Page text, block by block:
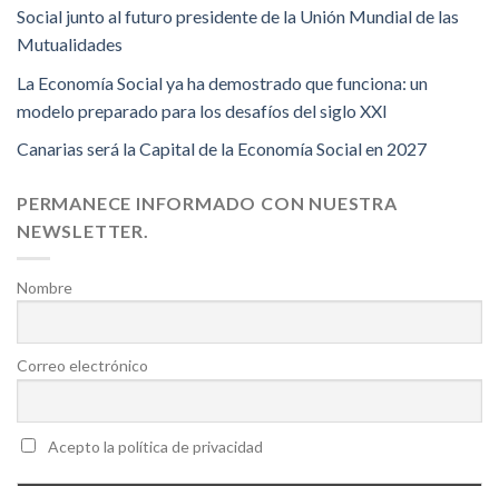
Social junto al futuro presidente de la Unión Mundial de las
Mutualidades
La Economía Social ya ha demostrado que funciona: un
modelo preparado para los desafíos del siglo XXI
Canarias será la Capital de la Economía Social en 2027
PERMANECE INFORMADO CON NUESTRA
NEWSLETTER.
Nombre
Correo electrónico
Acepto la política de privacidad